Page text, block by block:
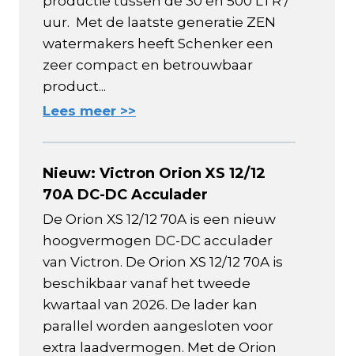
uur. Met de laatste generatie ZEN
watermakers heeft Schenker een
zeer compact en betrouwbaar
product...
Lees meer >>
Nieuw: Victron Orion XS 12/12
70A DC-DC Acculader
De Orion XS 12/12 70A is een nieuw
hoogvermogen DC-DC acculader
van Victron. De Orion XS 12/12 70A is
beschikbaar vanaf het tweede
kwartaal van 2026. De lader kan
parallel worden aangesloten voor
extra laadvermogen. Met de Orion